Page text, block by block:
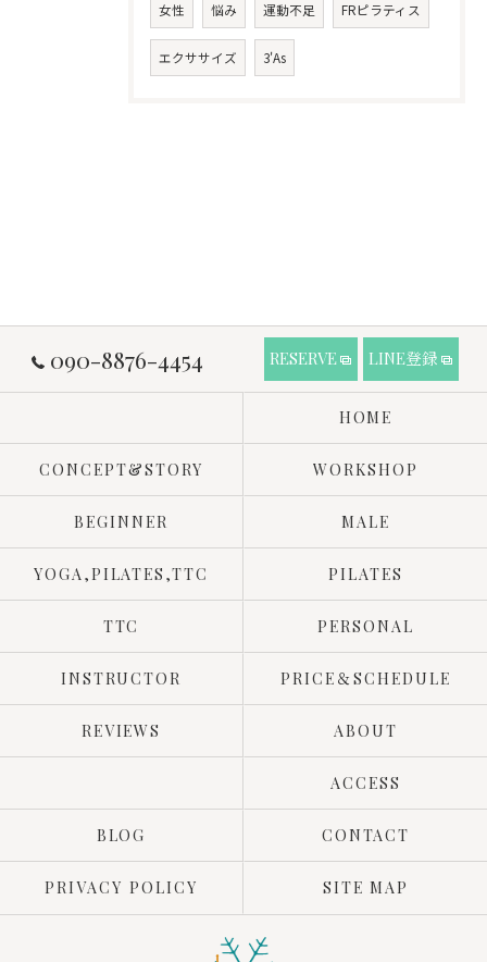
女性 悩み 運動不足 FRピラティス
エクササイズ 3'As
090-8876-4454 RESERVE LINE登録
HOME
CONCEPT&STORY WORKSHOP
BEGINNER MALE
YOGA,PILATES,TTC PILATES
TTC PERSONAL
INSTRUCTOR PRICE＆SCHEDULE
REVIEWS ABOUT
ACCESS
BLOG CONTACT
PRIVACY POLICY SITE MAP